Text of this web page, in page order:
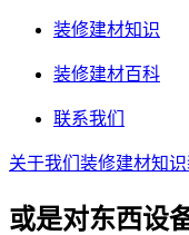
装修建材知识
装修建材百科
联系我们
关于我们 装修建材知识
或是对东西设